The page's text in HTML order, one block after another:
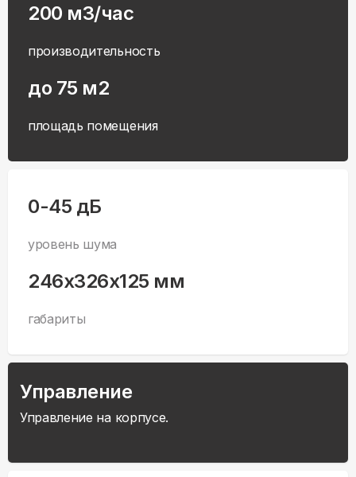
200 м3/час
производительность
до 75 м2
площадь помещения
0-45 дБ
уровень шума
246x326x125 мм
габариты
Управление
Управление на корпусе.